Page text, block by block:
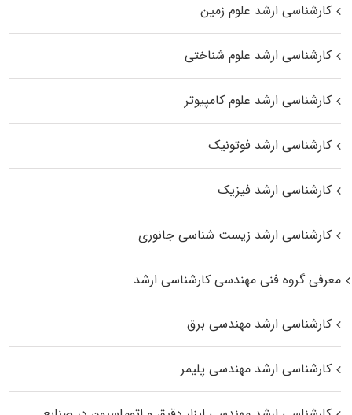
کارشناسی ارشد علوم زمین
کارشناسی ارشد علوم شناختی
کارشناسی ارشد علوم کامپیوتر
کارشناسی ارشد فوتونیک
کارشناسی ارشد فیزیک
کارشناسی ارشد زیست‌ شناسی جانوری
معرفی گروه فنی مهندسی کارشناسی ارشد
کارشناسی ارشد مهندسی برق
کارشناسی ارشد مهندسی پلیمر